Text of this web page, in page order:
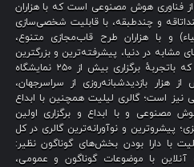
فناوری هوش مصنوعی است که با هزاران
و چندطبقه، با قابلیت شخصی‌سازی
و با هزاران طرح قاب‌مجازی متنوع،
مشابه در دنیا، پیشرفته‌ترین و بزرگترین
گالری آنلاین در کل جهان می‌باشد، که باتجربهٔ برگزاری بیش از ۲۵۰ نمایشگاه
بازدیدشبانه‌روزی از سراسرجهان،
نیز است؛ گالری لیلیت همچنین با ابداع
مصنوعی و با ابداع و برگزاری اولین
پیشروترین و نوآورانه‌ترین گالری در کل
با دارا بودن بخش‌های گوناگون نظیر:
آنلاین با موضوعات گوناگون و عمومی،